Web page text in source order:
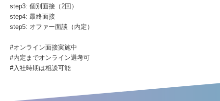
step3: 個別面接（2回）
step4: 最終面接
step5: オファー面談（内定）
#オンライン面接実施中
#内定までオンライン選考可
#⼊社時期は相談可能